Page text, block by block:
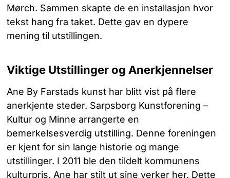
Mørch. Sammen skapte de en installasjon hvor
tekst hang fra taket. Dette gav en dypere
mening til utstillingen.
Viktige Utstillinger og Anerkjennelser
Ane By Farstads kunst har blitt vist på flere
anerkjente steder. Sarpsborg Kunstforening –
Kultur og Minne arrangerte en
bemerkelsesverdig utstilling. Denne foreningen
er kjent for sin lange historie og mange
utstillinger. I 2011 ble den tildelt kommunens
kulturpris. Ane har stilt ut sine verker her. Dette